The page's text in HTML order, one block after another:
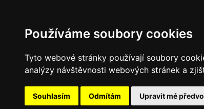
Používáme soubory cookies
Tyto webové stránky používají soubory
analýzy návštěvnosti webových stránek a
Souhlasím Odmítám Upravit mé